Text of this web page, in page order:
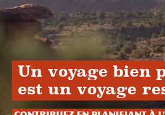
Un voyage bien
est un voyage